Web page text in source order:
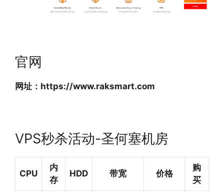
官网
网址：https://www.raksmart.com
VPS秒杀活动-圣何塞机房
CPU
内
存
HDD 带宽 价格
购
买